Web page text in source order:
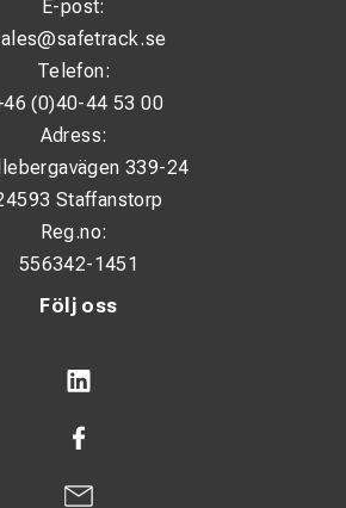
Följ oss
E-post:
Telefon:
(0)40-44 53 00
Adress:
339-24
Staffanstorp
Reg.no:
556342-1451